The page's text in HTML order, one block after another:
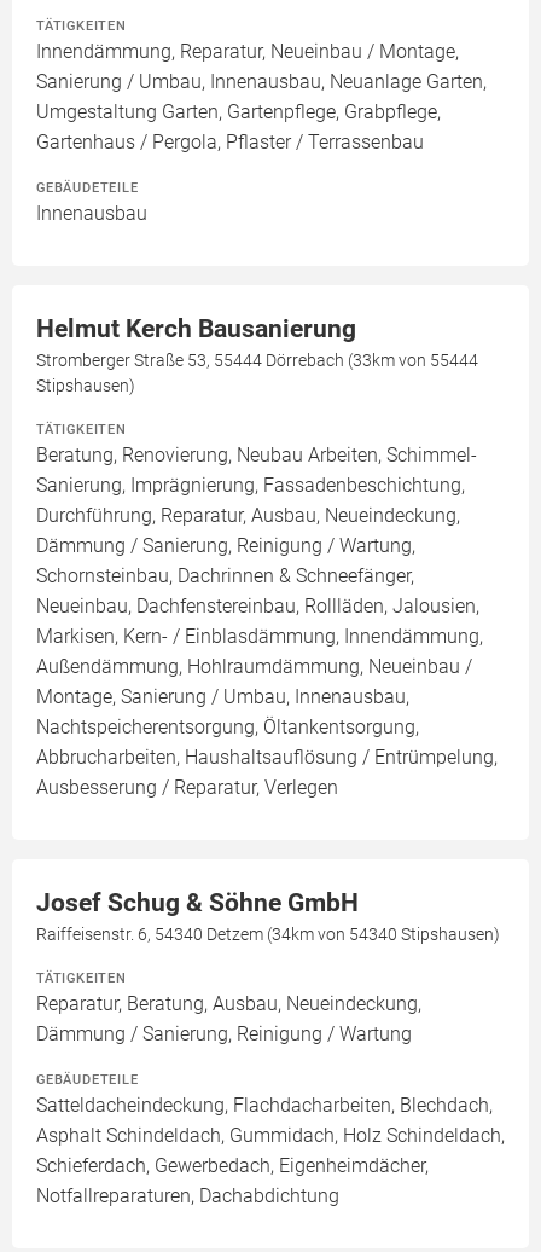
TÄTIGKEITEN
Innendämmung, Reparatur, Neueinbau / Montage,
Sanierung / Umbau, Innenausbau, Neuanlage Garten,
Umgestaltung Garten, Gartenpflege, Grabpflege,
Gartenhaus / Pergola, Pflaster / Terrassenbau
GEBÄUDETEILE
Innenausbau
Helmut Kerch Bausanierung
Stromberger Straße 53, 55444 Dörrebach (33km von 55444
Stipshausen)
TÄTIGKEITEN
Beratung, Renovierung, Neubau Arbeiten, Schimmel-
Sanierung, Imprägnierung, Fassadenbeschichtung,
Durchführung, Reparatur, Ausbau, Neueindeckung,
Dämmung / Sanierung, Reinigung / Wartung,
Schornsteinbau, Dachrinnen & Schneefänger,
Neueinbau, Dachfenstereinbau, Rollläden, Jalousien,
Markisen, Kern- / Einblasdämmung, Innendämmung,
Außendämmung, Hohlraumdämmung, Neueinbau /
Montage, Sanierung / Umbau, Innenausbau,
Nachtspeicherentsorgung, Öltankentsorgung,
Abbrucharbeiten, Haushaltsauflösung / Entrümpelung,
Ausbesserung / Reparatur, Verlegen
Josef Schug & Söhne GmbH
Raiffeisenstr. 6, 54340 Detzem (34km von 54340 Stipshausen)
TÄTIGKEITEN
Reparatur, Beratung, Ausbau, Neueindeckung,
Dämmung / Sanierung, Reinigung / Wartung
GEBÄUDETEILE
Satteldacheindeckung, Flachdacharbeiten, Blechdach,
Asphalt Schindeldach, Gummidach, Holz Schindeldach,
Schieferdach, Gewerbedach, Eigenheimdächer,
Notfallreparaturen, Dachabdichtung